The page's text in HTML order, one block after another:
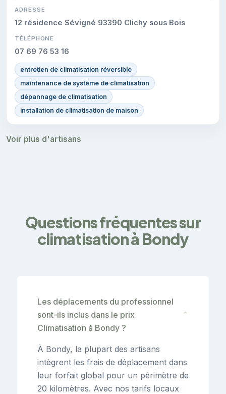
ADRESSE
12 résidence Sévigné 93390 Clichy sous Bois
TÉLÉPHONE
07 69 76 53 16
entretien de climatisation réversible
maintenance de système de climatisation
dépannage de climatisation
installation de climatisation de maison
Voir plus d'artisans
Questions fréquentes sur
climatisation à Bondy
Les déplacements du professionnel
sont-ils inclus dans le prix
Climatisation à Bondy ?
⌄
À Bondy, la plupart des artisans
intègrent les frais de déplacement dans
leur forfait global pour un périmètre de
20 kilomètres. Avec nos tarifs locaux